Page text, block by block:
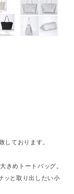
しております。
きめトートバッグ。
ッと取り出したい小